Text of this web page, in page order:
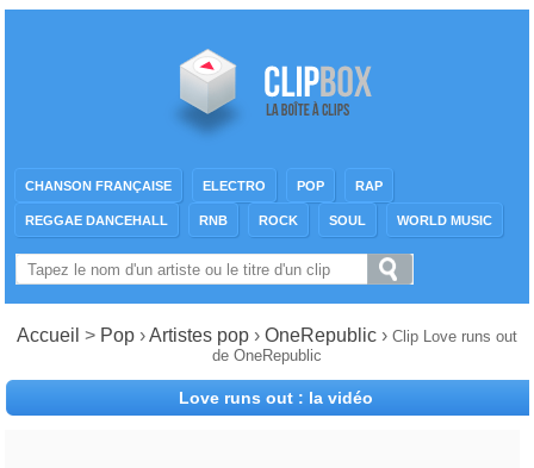
CHANSON FRANÇAISE ELECTRO POP RAP
REGGAE DANCEHALL RNB ROCK SOUL WORLD MUSIC
Accueil > Pop ›Artistes pop › OneRepublic › Clip Love runs out
de OneRepublic
Love runs out : la vidéo